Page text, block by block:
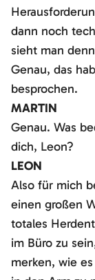
dann noch
sieht man
Genau, das
besprochen.
MARTIN
Genau. Was
dich, Leon?
LEON
Also für mich
einen großen
totales
im Büro zu
merken, wie